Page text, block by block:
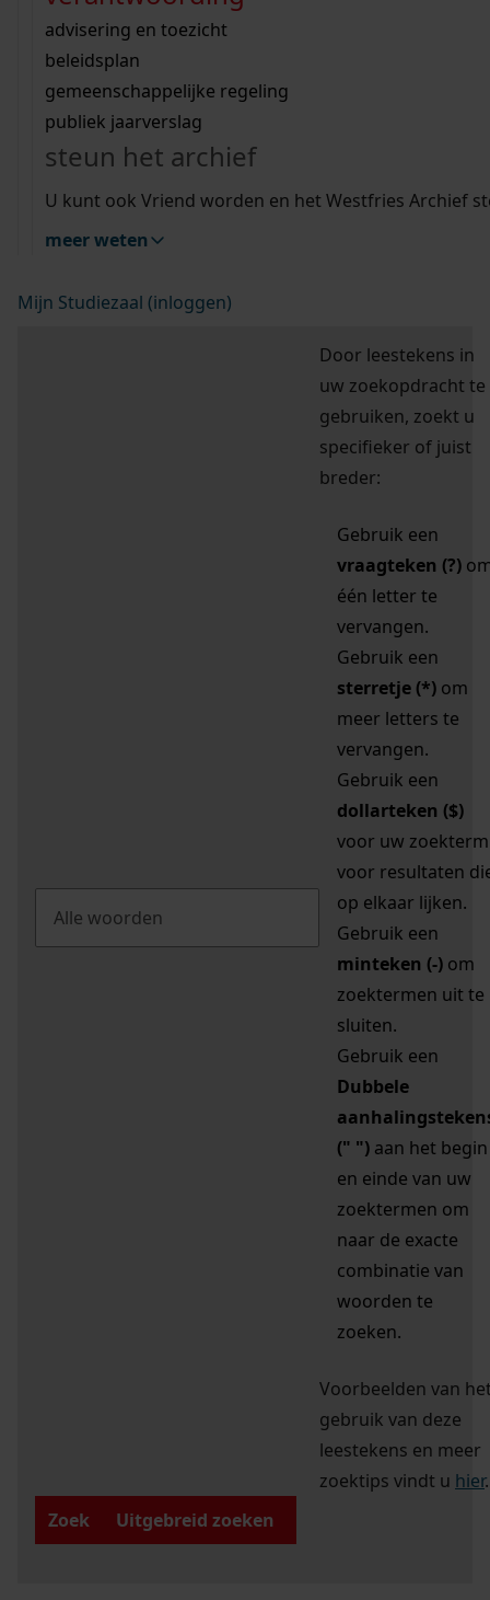
bouwvergunningen
omgevingsvergunningen
vergunningen
beeld en geluid
uitleg nodig?
Wij helpen u op weg met een aantal zoektips.
bekijk alle zoektips
Wij helpen u op weg met een aantal zoektips.
bekijk alle zoektips
bekijk ons geschiedenislokaal
advisering en toezicht
beleidsplan
gemeenschappelijke regeling
publiek jaarverslag
steun het archief
U kunt ook Vriend worden en het Westfries Archief
meer weten
hulp nodig?
Deze zoektips helpen u op weg.
Mijn Studiezaal (inloggen)
Door leestekens in
uw zoekopdracht te
gebruiken, zoekt u
specifieker of juist
breder:
Gebruik een
vraagteken (?)
één letter te
vervangen.
Gebruik een
sterretje (*) om
meer letters te
vervangen.
Gebruik een
dollarteken ($)
voor uw zoekterm
voor resultaten
op elkaar lijken.
Gebruik een
minteken (-) om
zoektermen uit te
sluiten.
Gebruik een
Dubbele
(" ") aan het begin
en einde van uw
zoektermen om
naar de exacte
combinatie van
woorden te
zoeken.
Voorbeelden van
gebruik van deze
leestekens en meer
zoektips vindt u hier.
Zoek
Uitgebreid zoeken